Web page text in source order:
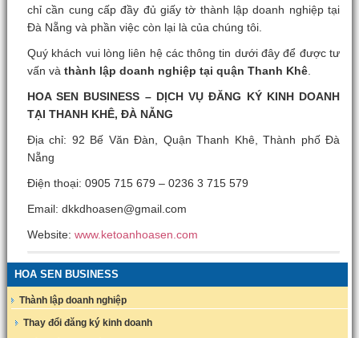
chỉ cần cung cấp đầy đủ giấy tờ thành lập doanh nghiệp tại
Đà Nẵng và phần việc còn lại là của chúng tôi.
Quý khách vui lòng liên hệ các thông tin dưới đây để được tư
vấn và thành lập doanh nghiệp tại quận Thanh Khê.
HOA SEN BUSINESS – DỊCH VỤ ĐĂNG KÝ KINH DOANH
TẠI THANH KHÊ, ĐÀ NẴNG
Địa chỉ: 92 Bế Văn Đàn, Quận Thanh Khê, Thành phố Đà
Nẵng
Điện thoại: 0905 715 679 – 0236 3 715 579
Email: dkkdhoasen@gmail.com
Website: www.ketoanhoasen.com
HOA SEN BUSINESS
Thành lập doanh nghiệp
Thay đổi đăng ký kinh doanh